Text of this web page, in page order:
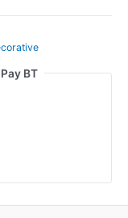
BT